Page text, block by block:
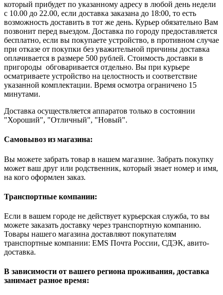
который прибудет по указанному адресу в любой день недели
с 10.00 до 22.00, если доставка заказана до 18:00, то есть
возможность доставить в тот же день. Курьер обязательно Вам
позвонит перед выездом. Доставка по городу предоставляется
бесплатно, если вы покупаете устройство, в противном случае
при отказе от покупки без уважительной причины доставка
оплачивается в размере 500 рублей. Стоимость доставки в
пригороды обговаривается отдельно. Вы при курьере
осматриваете устройство на целостность и соответствие
указанной комплектации. Время осмотра ограничено 15
минутами.
Доставка осуществляется аппаратов только в состоянии
"Хороший", "Отличный", "Новый".
Самовывоз из магазина:
Вы можете забрать товар в нашем магазине. Забрать покупку
может ваш друг или родственник, который знает номер и имя,
на кого оформлен заказ.
Транспортные компании:
Если в вашем городе не действует курьерская служба, то вы
можете заказать доставку через транспортную компанию.
Товары нашего магазина доставляют покупателям
транспортные компании: EMS Почта России, СДЭК, авито-
доставка.
В зависимости от вашего региона проживания, доставка
занимает разное время: